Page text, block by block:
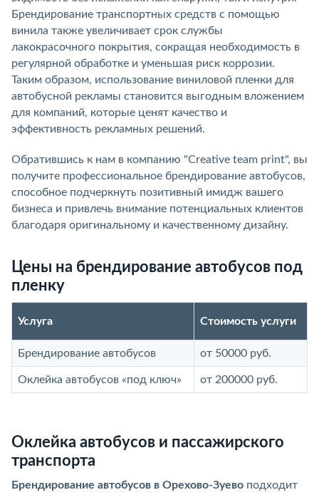
Брендирование транспортных средств с помощью
винила также увеличивает срок службы
лакокрасочного покрытия, сокращая необходимость в
регулярной обработке и уменьшая риск коррозии.
Таким образом, использование виниловой пленки для
автобусной рекламы становится выгодным вложением
для компаний, которые ценят качество и
эффективность рекламных решений.
Обратившись к нам в компанию "Creative team print", вы
получите профессиональное брендирование автобусов,
способное подчеркнуть позитивный имидж вашего
бизнеса и привлечь внимание потенциальных клиентов
благодаря оригинальному и качественному дизайну.
Цены на брендирование автобусов под
пленку
Услуга Стоимость услуги
Брендирование автобусов от 50000 руб.
Оклейка автобусов «под ключ» от 200000 руб.
Оклейка автобусов и пассажирского
транспорта
Брендирование автобусов в Орехово-Зуево подходит